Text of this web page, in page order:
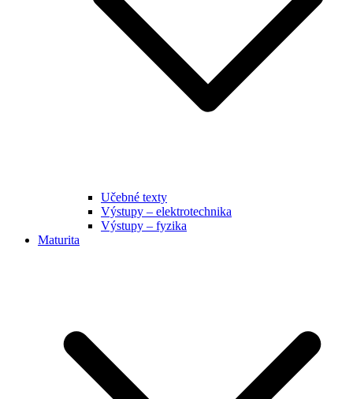
Učebné texty
Výstupy – elektrotechnika
Výstupy – fyzika
Maturita